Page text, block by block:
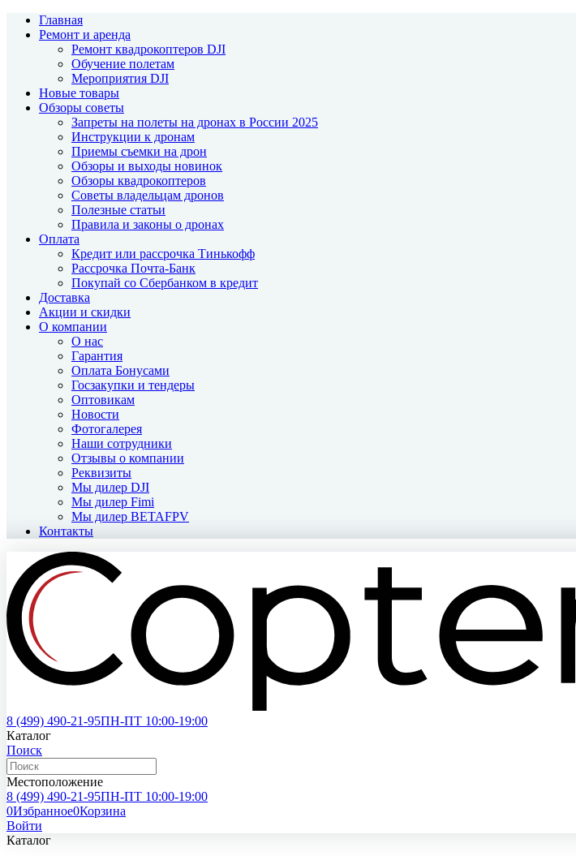
Главная
Ремонт и аренда
Ремонт квадрокоптеров DJI
Обучение полетам
Мероприятия DJI
Новые товары
Обзоры советы
Запреты на полеты на дронах в России 2025
Инструкции к дронам
Приемы съемки на дрон
Обзоры и выходы новинок
Обзоры квадрокоптеров
Советы владельцам дронов
Полезные статьи
Правила и законы о дронах
Оплата
Кредит или рассрочка Тинькофф
Рассрочка Почта-Банк
Покупай со Сбербанком в кредит
Доставка
Акции и скидки
О компании
О нас
Гарантия
Оплата Бонусами
Госзакупки и тендеры
Оптовикам
Новости
Фотогалерея
Наши сотрудники
Отзывы о компании
Реквизиты
Мы дилер DJI
Мы дилер Fimi
Мы дилер BETAFPV
Контакты
8 (499) 490-21-95ПН-ПТ 10:00-19:00
Каталог
Поиск
Местоположение
8 (499) 490-21-95ПН-ПТ 10:00-19:00
0Избранное0Корзина
Войти
Каталог